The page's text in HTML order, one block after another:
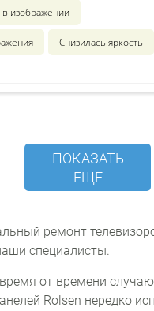
в изображении
Снизилась яркость
ПОКАЗАТЬ
ЕЩЕ
ремонт
специалисты.
от времени
Rolsen нередко